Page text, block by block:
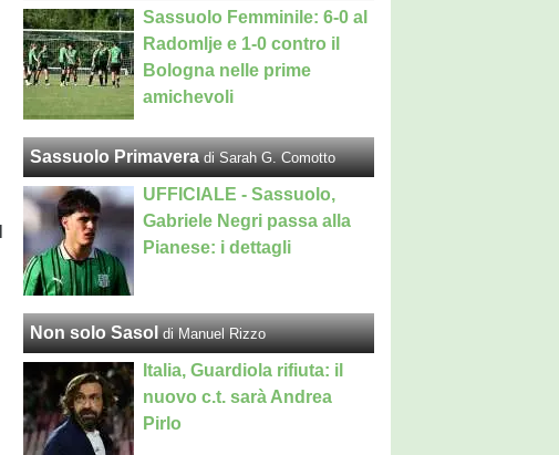
Sassuolo Femminile: 6-0 al
Radomlje e 1-0 contro il
Bologna nelle prime
amichevoli
Sassuolo Primavera di Sarah G. Comotto
UFFICIALE - Sassuolo,
Gabriele Negri passa alla
Pianese: i dettagli
Non solo Sasol di Manuel Rizzo
Italia, Guardiola rifiuta: il
nuovo c.t. sarà Andrea
Pirlo